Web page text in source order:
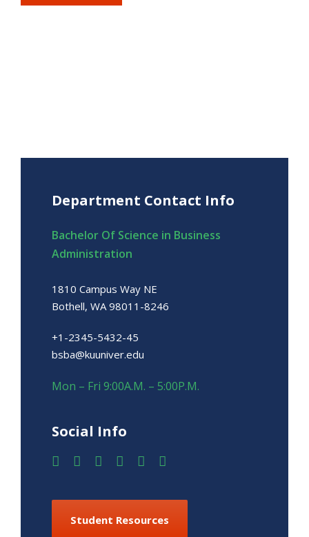
Department Contact Info
Bachelor Of Science in Business
Administration
1810 Campus Way NE
Bothell, WA 98011-8246
+1-2345-5432-45
bsba@kuuniver.edu
Mon – Fri 9:00A.M. – 5:00P.M.
Social Info
Student Resources